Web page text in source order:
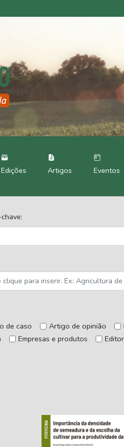
Edições Artigos Eventos
de caso Artigo de opinião
Empresas e produtos